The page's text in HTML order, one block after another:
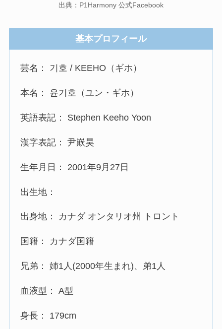
出典：P1Harmony 公式Facebook
基本プロフィール
芸名： 기호 / KEEHO（ギホ）
本名： 윤기호（ユン・ギホ）
英語表記： Stephen Keeho Yoon
漢字表記： 尹㠌昊
生年月日： 2001年9月27日
出生地：
出身地： カナダ オンタリオ州 トロント
国籍： カナダ国籍
兄弟： 姉1人(2000年生まれ)、弟1人
血液型： A型
身長： 179cm